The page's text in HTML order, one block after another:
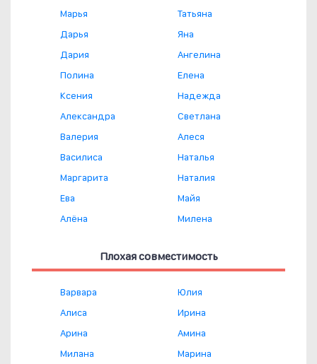
Марья
Дарья
Дария
Полина
Ксения
Александра
Валерия
Василиса
Маргарита
Ева
Алёна
Татьяна
Яна
Ангелина
Елена
Надежда
Светлана
Алеся
Наталья
Наталия
Майя
Милена
Плохая совместимость
Варвара
Алиса
Арина
Милана
Юлия
Ирина
Амина
Марина